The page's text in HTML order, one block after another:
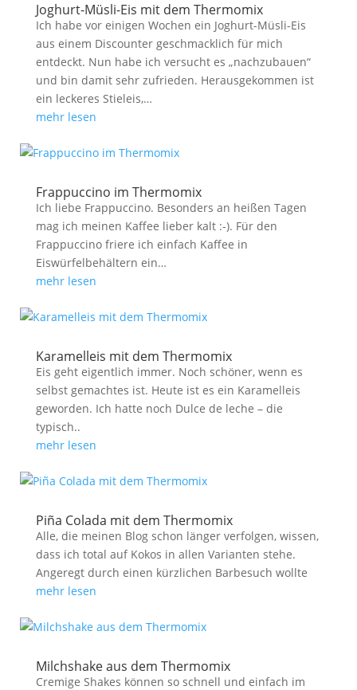
Joghurt-Müsli-Eis mit dem Thermomix
Ich habe vor einigen Wochen ein Joghurt-Müsli-Eis
aus einem Discounter geschmacklich für mich
entdeckt. Nun habe ich versucht es „nachzubauen“
und bin damit sehr zufrieden. Herausgekommen ist
ein leckeres Stieleis,…
mehr lesen
Frappuccino im Thermomix
Ich liebe Frappuccino. Besonders an heißen Tagen
mag ich meinen Kaffee lieber kalt :-). Für den
Frappuccino friere ich einfach Kaffee in
Eiswürfelbehältern ein…
mehr lesen
Karamelleis mit dem Thermomix
Eis geht eigentlich immer. Noch schöner, wenn es
selbst gemachtes ist. Heute ist es ein Karamelleis
geworden. Ich hatte noch Dulce de leche – die
typisch..
mehr lesen
Piña Colada mit dem Thermomix
Alle, die meinen Blog schon länger verfolgen, wissen,
dass ich total auf Kokos in allen Varianten stehe.
Angeregt durch einen kürzlichen Barbesuch wollte
mehr lesen
Milchshake aus dem Thermomix
Cremige Shakes können so schnell und einfach im